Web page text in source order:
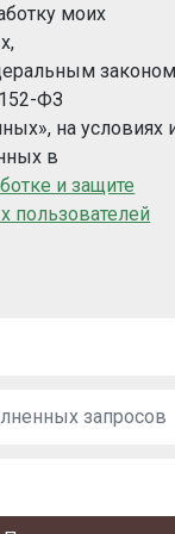
моих
ФЗ
на условиях
в
и защите
пользователей